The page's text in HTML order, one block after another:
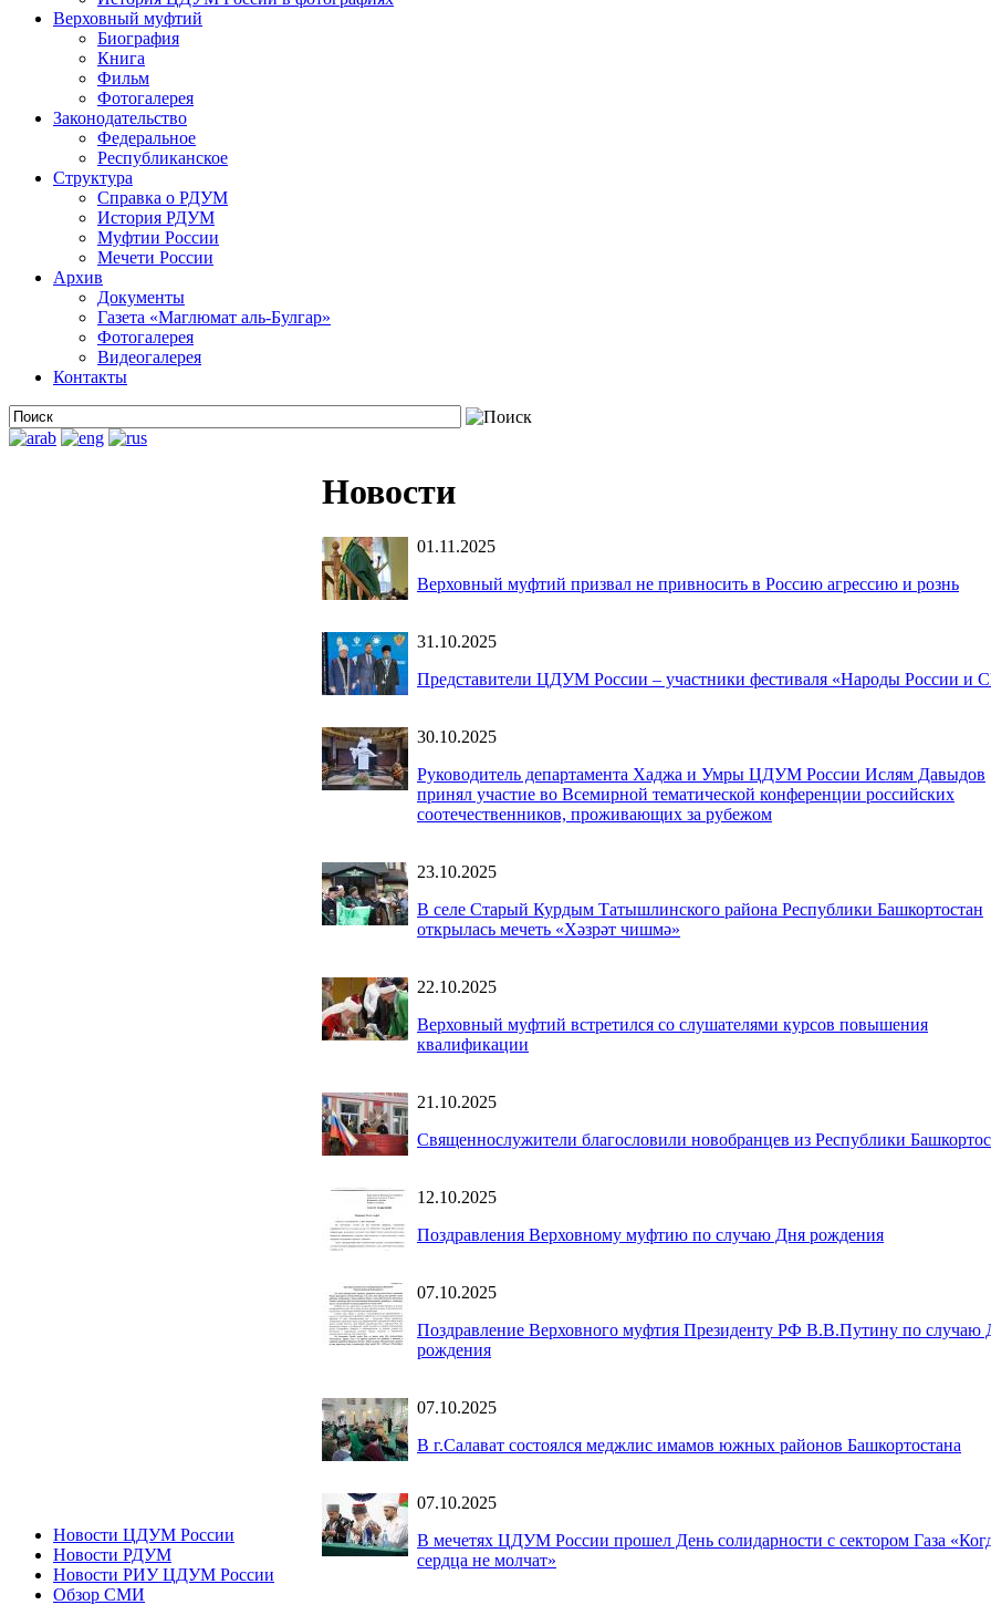
Верховный муфтий
Биография
Книга
Фильм
Фотогалерея
Законодательство
Федеральное
Республиканское
Структура
Справка о РДУМ
История РДУМ
Муфтии России
Мечети России
Архив
Документы
Газета «Маглюмат аль-Булгар»
Фотогалерея
Видеогалерея
Контакты
Новости ЦДУМ России
Новости РДУМ
Новости РИУ ЦДУМ России
Обзор СМИ
Новости
01.11.2025
Верховный муфтий призвал не привносить в Россию агрессию и рознь
31.10.2025
Представители ЦДУМ России – участники фестиваля «Народы России и
30.10.2025
Руководитель департамента Хаджа и Умры ЦДУМ России Ислям Давыдов
принял участие во Всемирной тематической конференции российских
соотечественников, проживающих за рубежом
23.10.2025
В селе Старый Курдым Татышлинского района Республики Башкортостан
открылась мечеть «Хәзрәт чишмә»
22.10.2025
Верховный муфтий встретился со слушателями курсов повышения
квалификации
21.10.2025
Священнослужители благословили новобранцев из Республики
12.10.2025
Поздравления Верховному муфтию по случаю Дня рождения
07.10.2025
Поздравление Верховного муфтия Президенту РФ В.В.Путину по случаю
рождения
07.10.2025
В г.Салават состоялся меджлис имамов южных районов Башкортостана
07.10.2025
В мечетях ЦДУМ России прошел День солидарности с сектором Газа
сердца не молчат»